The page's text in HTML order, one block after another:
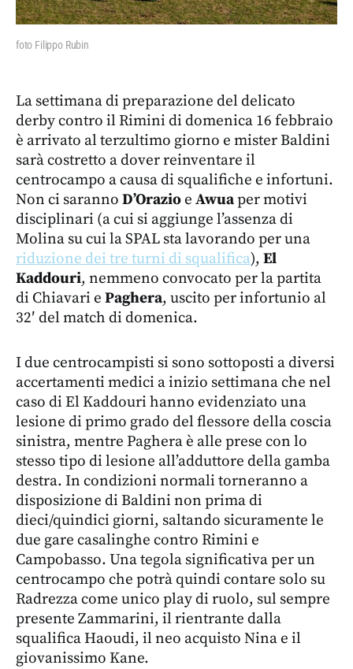
foto Filippo Rubin
La settimana di preparazione del delicato
derby contro il Rimini di domenica 16 febbraio
è arrivato al terzultimo giorno e mister Baldini
sarà costretto a dover reinventare il
centrocampo a causa di squalifiche e infortuni.
Non ci saranno D’Orazioe Awuaper motivi
disciplinari (a cui si aggiunge l’assenza di
Molina su cui la SPAL sta lavorando per una
riduzione dei tre turni di squalifica), El
Kaddouri, nemmeno convocato per la partita
di Chiavari e Paghera, uscito per infortunio al
32′ del match di domenica.
I due centrocampisti si sono sottoposti a diversi
accertamenti medici a inizio settimana che nel
caso di El Kaddouri hanno evidenziato una
lesione di primo grado del flessore della coscia
sinistra, mentre Paghera è alle prese con lo
stesso tipo di lesione all’adduttore della gamba
destra. In condizioni normali torneranno a
disposizione di Baldini non prima di
dieci/quindici giorni, saltando sicuramente le
due gare casalinghe contro Rimini e
Campobasso. Una tegola significativa per un
centrocampo che potrà quindi contare solo su
Radrezza come unico play di ruolo, sul sempre
presente Zammarini, il rientrante dalla
squalifica Haoudi, il neo acquisto Nina e il
giovanissimo Kane.